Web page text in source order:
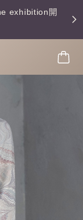
exhibition開